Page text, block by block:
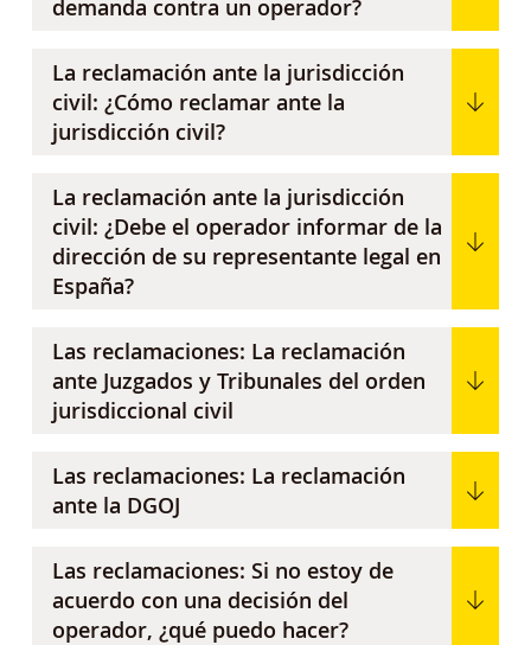
demanda contra un operador?
La reclamación ante la jurisdicción
civil: ¿Cómo reclamar ante la
jurisdicción civil?
La reclamación ante la jurisdicción
civil: ¿Debe el operador informar de la
dirección de su representante legal en
España?
Las reclamaciones: La reclamación
ante Juzgados y Tribunales del orden
jurisdiccional civil
Las reclamaciones: La reclamación
ante la DGOJ
Las reclamaciones: Si no estoy de
acuerdo con una decisión del
operador, ¿qué puedo hacer?